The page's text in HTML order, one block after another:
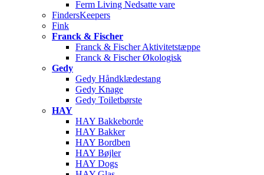
Ferm Living Nedsatte vare
FindersKeepers
Fink
Franck & Fischer
Franck & Fischer Aktivitetstæppe
Franck & Fischer Økologisk
Gedy
Gedy Håndklædestang
Gedy Knage
Gedy Toiletbørste
HAY
HAY Bakkeborde
HAY Bakker
HAY Bordben
HAY Bøjler
HAY Dogs